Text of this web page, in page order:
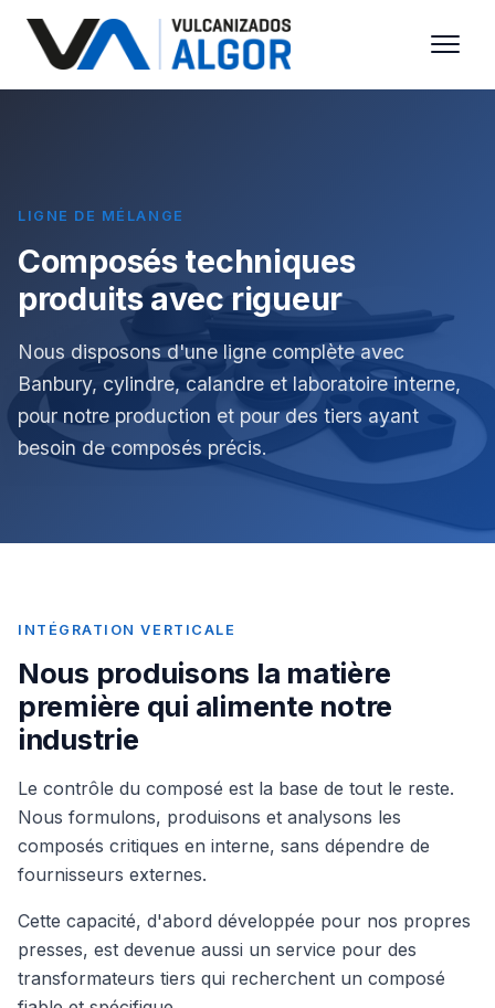
LIGNE DE MÉLANGE
Composés techniques
produits avec rigueur
Nous disposons d'une ligne complète avec
Banbury, cylindre, calandre et laboratoire interne,
pour notre production et pour des tiers ayant
besoin de composés précis.
INTÉGRATION VERTICALE
Nous produisons la matière
première qui alimente notre
industrie
Le contrôle du composé est la base de tout le reste.
Nous formulons, produisons et analysons les
composés critiques en interne, sans dépendre de
fournisseurs externes.
Cette capacité, d'abord développée pour nos propres
presses, est devenue aussi un service pour des
transformateurs tiers qui recherchent un composé